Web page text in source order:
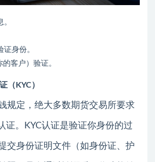
身份。
客户）验证。
（KYC）
规定，绝大多数期货交易所要求
证。KYC认证是验证你身份的过
交身份证明文件（如身份证、护